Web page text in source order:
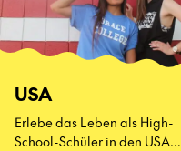
USA
Erlebe das Leben als High-
School-Schüler in den USA –